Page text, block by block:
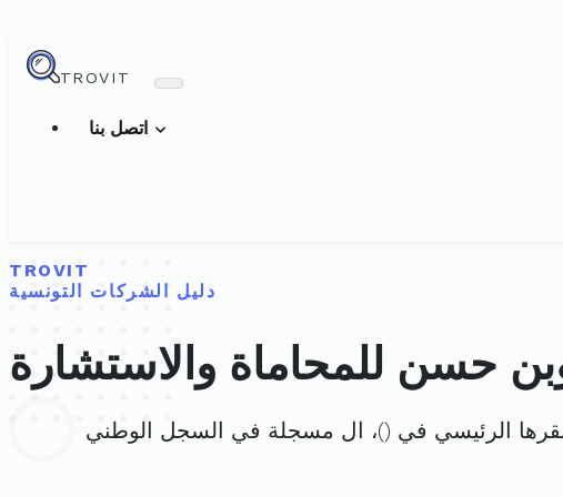
TROVIT
TROVIT
دليل الشركات التونسية
حسن للمحاماة والاستشارة
الرئيسي في ()، ال مسجلة في السجل الوطني